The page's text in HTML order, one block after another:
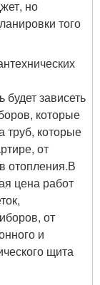
но
того
зависеть
которые
труб, которые
от
отопления.В
цена работ
от
и
щита